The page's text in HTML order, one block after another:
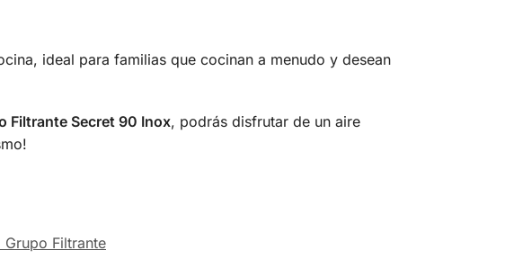
ideal para familias que cocinan a menudo y desean
Filtrante Secret 90 Inox, podrás disfrutar de un aire
Grupo Filtrante